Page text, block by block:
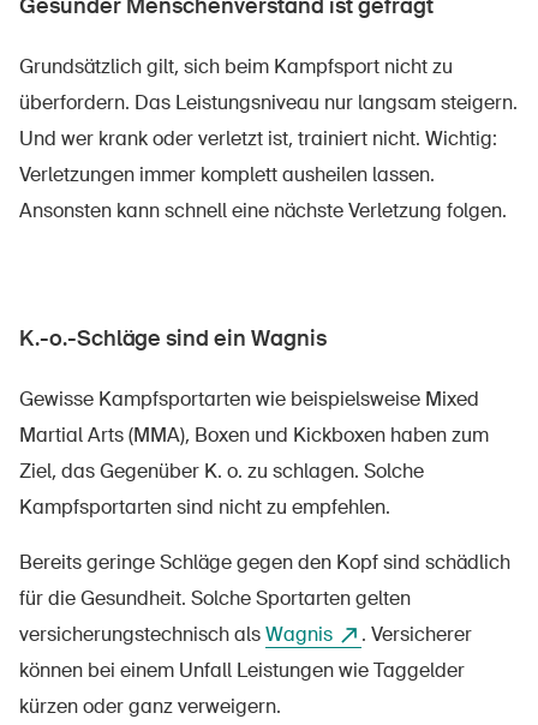
Grundsätzlich gilt, sich beim Kampfsport nicht zu
überfordern. Das Leistungsniveau nur langsam steigern.
Und wer krank oder verletzt ist, trainiert nicht. Wichtig:
Verletzungen immer komplett ausheilen lassen.
Ansonsten kann schnell eine nächste Verletzung folgen.
K.-o.-Schläge sind ein Wagnis
Gewisse Kampfsportarten wie beispielsweise Mixed
Martial Arts (MMA), Boxen und Kickboxen haben zum
Ziel, das Gegenüber K. o. zu schlagen. Solche
Kampfsportarten sind nicht zu empfehlen.
Bereits geringe Schläge gegen den Kopf sind schädlich
für die Gesundheit. Solche Sportarten gelten
versicherungstechnisch alsWagnis
. Versicherer
können bei einem Unfall Leistungen wie Taggelder
kürzen oder ganz verweigern.